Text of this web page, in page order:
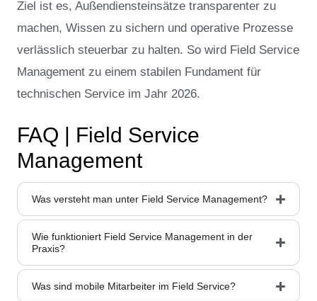
Ziel ist es, Außendiensteinsätze transparenter zu
machen, Wissen zu sichern und operative Prozesse
verlässlich steuerbar zu halten. So wird Field Service
Management zu einem stabilen Fundament für
technischen Service im Jahr 2026.
FAQ | Field Service
Management
Was versteht man unter Field Service Management?
Wie funktioniert Field Service Management in der
Praxis?
Was sind mobile Mitarbeiter im Field Service?